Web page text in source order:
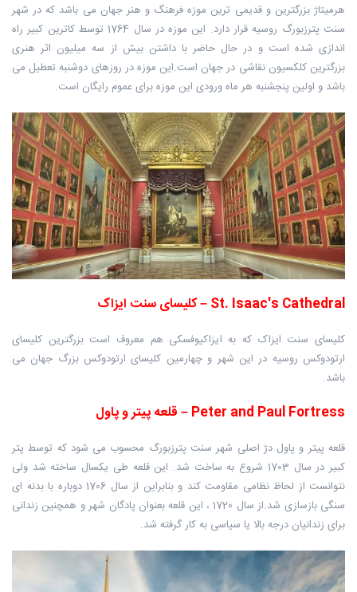
هرمیتاژ بزرگترین و قدیمی ترین موزه فرهنگ و هنر جهان می باشد که در شهر
سنت پترزبورگ روسیه قرار دارد. این موزه در سال 1764 توسط کاترین کبیر راه
اندازی شده است و در حال حاضر با داشتن بیش از سه میلیون اثر هنری
بزرگترین کلکسیون نقاشی در جهان است.این موزه در روزهای دوشنبه تعطیل می
باشد و اولین پنجشنبه هر ماه ورودی این موزه برای عموم رایگان است.
St. Isaac's Cathedral – کلیسای سنت ایزاک
کلیسای سنت ایزاک که به ایزاکیوفسکی هم معروف است بزرگترین کلیسای
ارتودوکس روسیه در این شهر و چهارمین کلیسای ارتودوکس بزرگ جهان می
باشد.
Peter and Paul Fortress – قلعه پیتر و پاول
قلعه پیتر و پاول دژ اصلی شهر سنت پترزبورگ محسوب می شود که توسط پتر
کبیر در سال 1703 شروع به ساخت شد. این قلعه طی یکسال ساخته شد ولی
نتوانست از لحاظ نظامی مقاومت کند و بنابراین از سال 1706 دوباره با بدنه ای
سنگی بازسازی شد.از سال 1720 ، این قلعه بعنوان پادگان شهر و همچنین زندانی
برای زندانیان درجه بالا یا سیاسی به کار گرفته شد.